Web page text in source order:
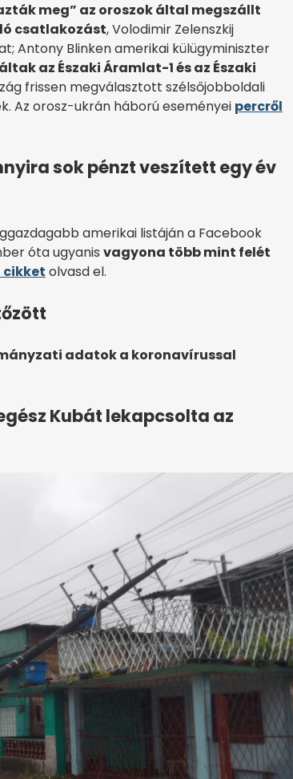
meg” az oroszok által megszállt
csatlakozást, Volodimir Zelenszkij
Antony Blinken amerikai külügyminiszter
az Északi Áramlat-1 és az Északi
frissen megválasztott szélsőjobboldali
Az orosz-ukrán háború eseményei percről
sok pénzt veszített egy év
amerikai listáján a Facebook
óta ugyanis vagyona több mint felét
cikket olvasd el.
adatok a koronavírussal
Kubát lekapcsolta az